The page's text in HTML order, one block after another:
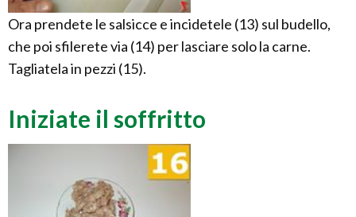
Ora prendete le salsicce e incidetele (13) sul budello,
che poi sfilerete via (14) per lasciare solo la carne.
Tagliatela in pezzi (15).
Iniziate il soffritto